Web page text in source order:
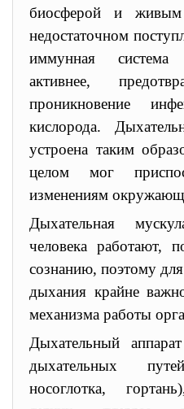
биосферой и
недостаточном
иммунная система
активнее,
проникновение
кислорода.
устроена таким
целом мог
изменениям
Дыхательная
человека работают,
сознанию, поэтому
дыхания крайне
механизма работы
Дыхательный
дыхательных
носоглотка,